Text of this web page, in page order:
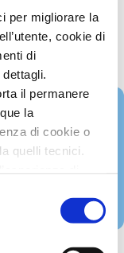
per migliorare la
cookie di
di
il permanere
la
di cookie o
quelli tecnici.
policy in
al seguente link